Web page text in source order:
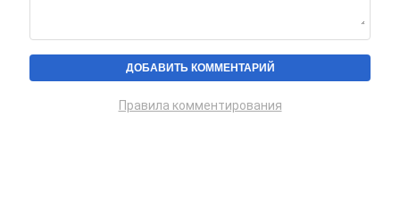
Правила комментирования